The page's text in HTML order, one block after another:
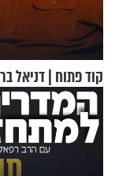
קוד פתוח | דניאל ברגר: "ה-7 באוקטובר